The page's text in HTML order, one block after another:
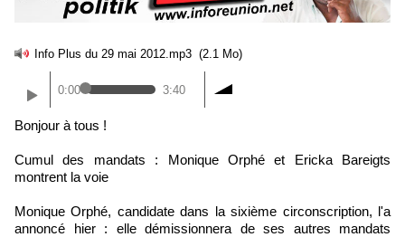
Info Plus du 29 mai 2012.mp3 (2.1 Mo)
0:00 3:40
Bonjour à tous !
Cumul des mandats : Monique Orphé et Ericka Bareigts
montrent la voie
Monique Orphé, candidate dans la sixième circonscription, l'a
annoncé hier : elle démissionnera de ses autres mandats